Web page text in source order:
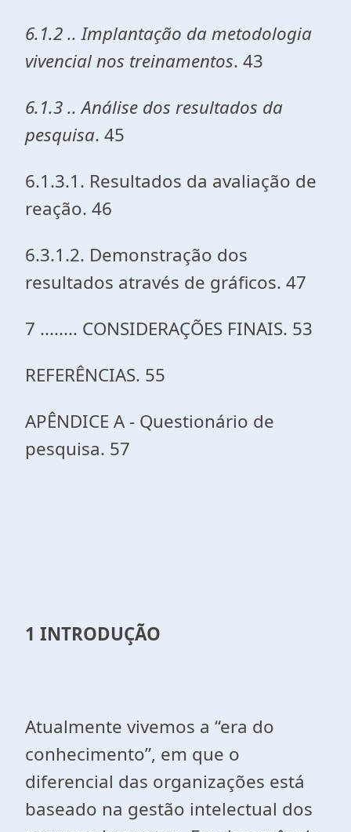
6.1.2 .. Implantação da metodologia
vivencial nos treinamentos. 43
6.1.3 .. Análise dos resultados da
pesquisa. 45
6.1.3.1. Resultados da avaliação de
reação. 46
6.3.1.2. Demonstração dos
resultados através de gráficos. 47
7 ........ CONSIDERAÇÕES FINAIS. 53
REFERÊNCIAS. 55
APÊNDICE A - Questionário de
pesquisa. 57
1 INTRODUÇÃO
Atualmente vivemos a “era do
conhecimento”, em que o
diferencial das organizações está
baseado na gestão intelectual dos